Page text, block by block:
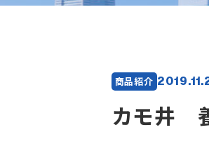
商品紹介
カモ井